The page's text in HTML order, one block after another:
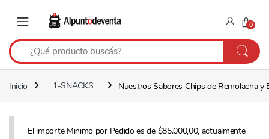
0
Inicio 1-SNACKS Nuestros Sabores Chips de Remolacha y
El importe Minimo por Pedido es de $85.000,00, actualmente